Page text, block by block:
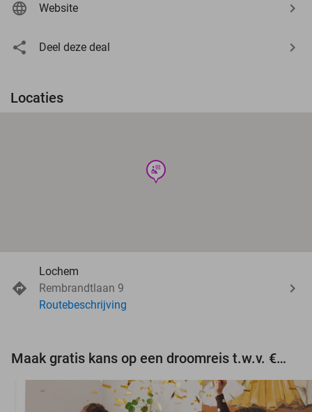
Website
Deel deze deal
Locaties
wellness
Lochem
Rembrandtlaan 9
Routebeschrijving
Maak gratis kans op een droomreis t.w.v. €3.000!